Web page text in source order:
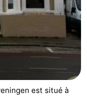
est situé à